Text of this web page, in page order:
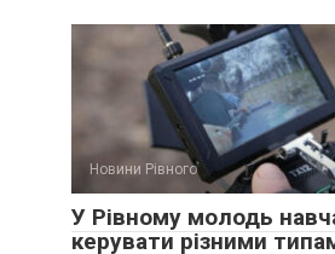
Новини Рівного
У Рівному молодь
керувати різними